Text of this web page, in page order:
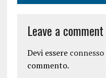
Leave a comment
Devi essere connesso
commento.